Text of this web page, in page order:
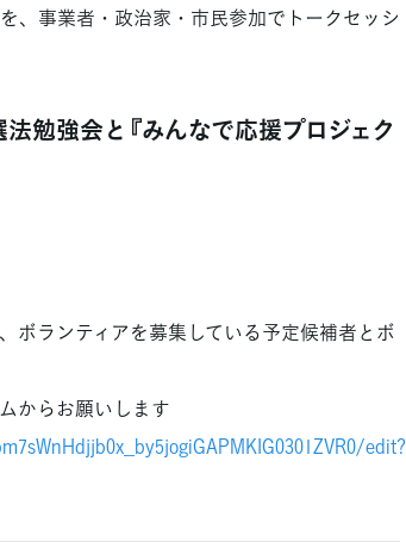
、事業者・政治家・市民参加でトークセッシ
勉強会と『みんなで応援プロジェク
ボランティアを募集している予定候補者とボ
からお願いします
edit?